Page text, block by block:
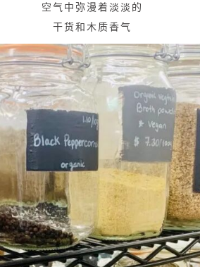
空气中弥漫着淡淡的
干货和木质香气